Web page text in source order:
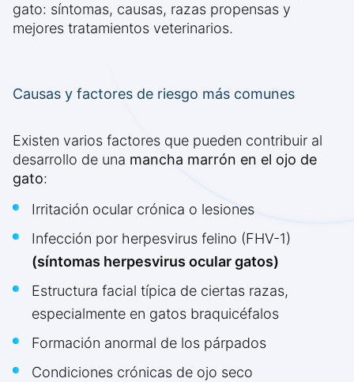
gato: síntomas, causas, razas propensas y
mejores tratamientos veterinarios.
Causas y factores de riesgo más comunes
Existen varios factores que pueden contribuir al
desarrollo de una mancha marrón en el ojo de
gato:
Irritación ocular crónica o lesiones
Infección por herpesvirus felino (FHV-1)
(síntomas herpesvirus ocular gatos)
Estructura facial típica de ciertas razas,
especialmente en gatos braquicéfalos
Formación anormal de los párpados
Condiciones crónicas de ojo seco